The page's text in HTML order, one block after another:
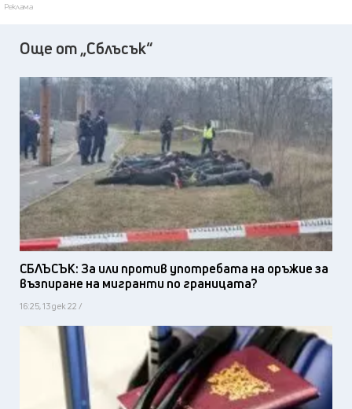
Реклама
Още от „Сблъсък“
СБЛЪСЪК: За или против употребата на оръжие за
възпиране на мигранти по границата?
16:25, 13 дек 22 /